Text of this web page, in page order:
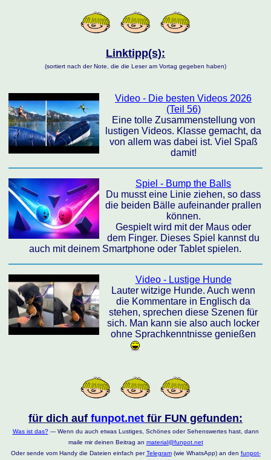
Linktipp(s):
(sortiert nach der Note, die die Leser am Vortag gegeben haben)
Video - Die besten Videos 2026
(Teil 56)
Eine tolle Zusammenstellung von
lustigen Videos. Klasse gemacht, da
von allem was dabei ist. Viel Spaß
damit!
Spiel - Bump the Balls
Du musst eine Linie ziehen, so dass
die beiden Bälle aufeinander prallen
können.
Gespielt wird mit der Maus oder
dem Finger. Dieses Spiel kannst du
auch mit deinem Smartphone oder Tablet spielen.
Video - Lustige Hunde
Lauter witzige Hunde. Auch wenn
die Kommentare in Englisch da
stehen, sprechen diese Szenen für
sich. Man kann sie also auch locker
ohne Sprachkenntnisse genießen
für dich auf funpot.net für FUN gefunden:
Was ist das?--- Wenn du auch etwas Lustiges, Schönes oder Sehenswertes hast, dann
maile mir deinen Beitrag an material@funpot.net
Oder sende vom Handy die Dateien einfach perTelegram(wie WhatsApp) an den funpot-